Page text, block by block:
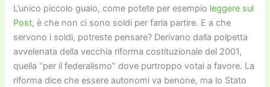
L’unico piccolo guaio, come potete per esempio leggere sul
Post, è che non ci sono soldi per farla partire. E a che
servono i soldi, potreste pensare? Derivano dalla polpetta
avvelenata della vecchia riforma costituzionale del 2001,
quella “per il federalismo” dove purtroppo votai a favore. La
riforma dice che essere autonomi va benone, ma lo Stato